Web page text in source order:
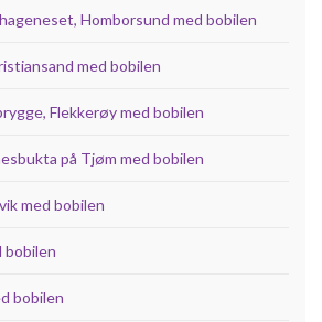
Homborsund med bobilen
med bobilen
Flekkerøy med bobilen
på Tjøm med bobilen
med bobilen
bobilen
bobilen